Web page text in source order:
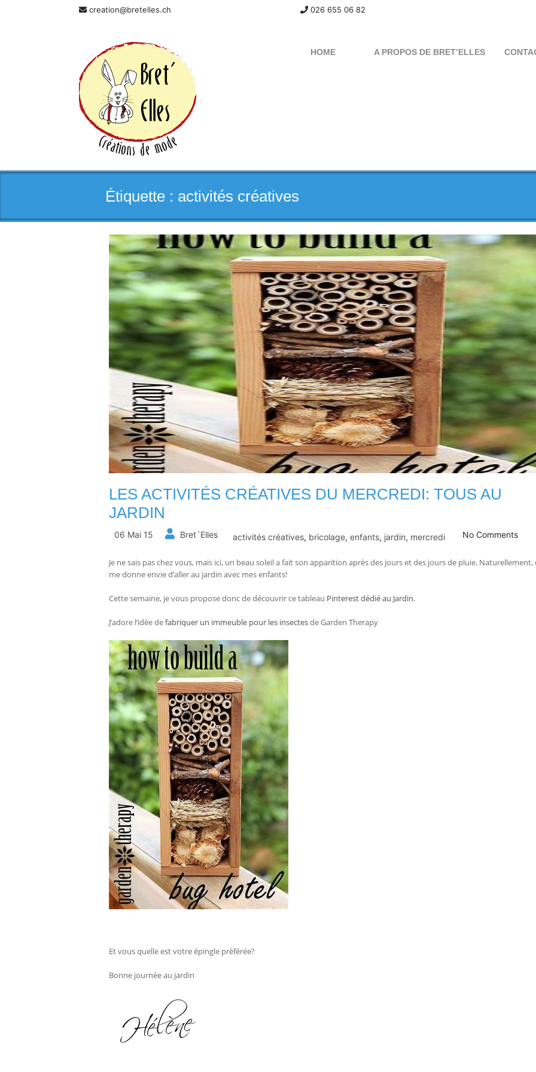
creation@bretelles.ch 026 655 06 82
HOME A PROPOS DE BRET’ELLES
Étiquette : activités créatives
LES ACTIVITÉS CRÉATIVES DU MERCREDI: TOUS AU
JARDIN
06 Mai 15 Bret´Elles activités créatives, bricolage, enfants, jardin, mercredi No Comments
Je ne sais pas chez vous, mais ici, un beau soleil a fait son apparition après des jours et des jours de pluie. Naturellement,
me donne envie d’aller au jardin avec mes enfants!
Cette semaine, je vous propose donc de découvrir ce tableau Pinterest dédié au Jardin.
J’adore l’idée defabriquer un immeuble pour les insectesde Garden Therapy
Et vous quelle est votre épingle préférée?
Bonne journée au jardin